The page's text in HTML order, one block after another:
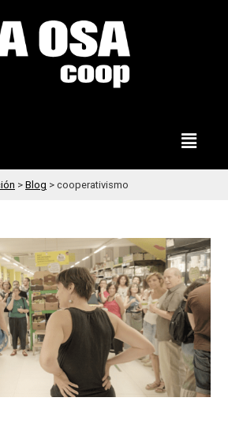
> Blog > cooperativismo